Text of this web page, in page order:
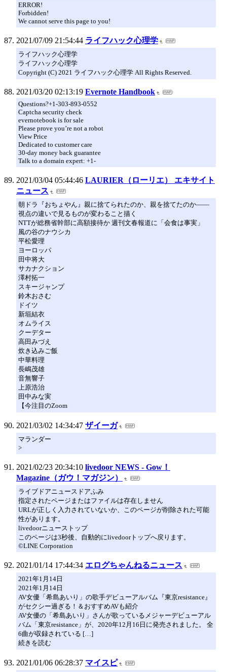
ERROR!
Forbidden!
We cannot serve this page to you!
2021/07/09 21:54:44 ライフハック心理学
ライフハック心理学
ライフハック心理学
Copyright (C) 2021 ライフハック心理学 All Rights Reserved.
2021/03/20 02:13:19 Evernote Handbook
Questions?+1-303-893-0552
Captcha security check
evernotebook is for sale
Please prove you’re not a robot
View Price
Dedicated to customer care
30-day money back guarantee
Talk to a domain expert: +1-
2021/03/04 05:44:46 LAURIER（ローリエ） エキサイト
ニュース
朝ドラ『おちょやん』親に捨てられたのか、親を捨てたのか――
視点の違いで見るものが変わること描く
NTTが総務省幹部に高額接待か 週刊文春報道に「会食は事実」
風の谷のナウシカ
平松愛理
ヨーロッパ
田中将大
サカナクション
澤村拓一
スキージャンプ
鈴木おさむ
ドイツ
新垣結衣
オムライス
クーデター
高田みづえ
炊き込みご飯
中華料理
長嶋茂雄
音無響子
上原浩治
田中みな実
【今注目のZoom
2021/03/02 14:34:47 ザイーガ
マランダー
>
2021/02/23 20:34:10 livedoor NEWS - Gow！
Magazine（ガウ！マガジン）
ライブドアニュースドアふみ
指定されたページまたはファイルは存在しません
URLが正しく入力されていないか、このページが削除された可能
性があります。
livedoorニューストップ
このページは3秒後、自動的にlivedoorトップへ戻ります。
©LINE Corporation
2021/01/14 17:44:34 エログちゃんねるニュース
2021年1月14日
2021年1月14日
AV女優「希島あいり」の歌手デビューアルバム『東京resistance』
がセクシー過ぎる！＆おすすめAVも紹介
AV女優の「希島あいり」さんが歌っているメジャーデビューアル
バム「東京resistance」が、2020年12月16日に発売されました。 全
6曲が収録されている […]
続きを読む
2021/01/06 06:28:37 マイスピ